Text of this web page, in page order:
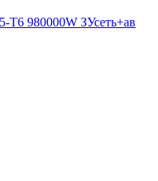
980000W ЗУсеть+ав